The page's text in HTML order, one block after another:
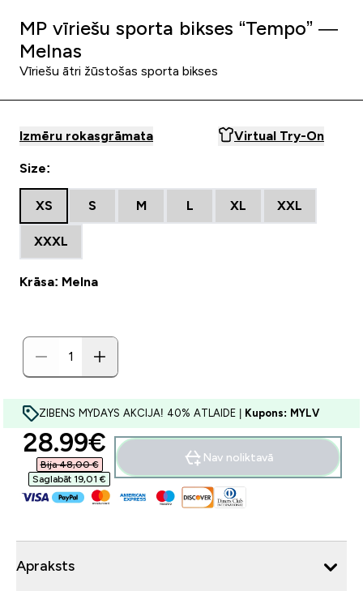
MP vīriešu sporta bikses “Tempo” —
Melnas
Vīriešu ātri žūstošas sporta bikses
Izmēru rokasgrāmata Virtual Try-On
Size:
XS S M L XL XXL
XXXL
Krāsa: Melna
ZIBENS MYDAYS AKCIJA! 40% ATLAIDE | Kupons: MYLV
discounted price
28.99€‎
Bija 48,00 €‎
Saglabāt 19,01 €‎
Nav noliktavā
Apraksts